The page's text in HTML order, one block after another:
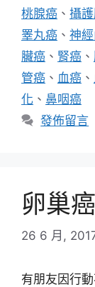
桃腺癌 、 攝
睪丸癌 、 神
臟癌 、 腎癌 、
管癌 、 血癌 、
化 、 鼻咽癌
發佈留言
卵巢癌
26 6 月,
有朋友因行